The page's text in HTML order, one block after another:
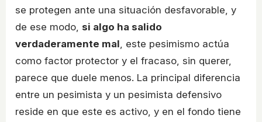
se protegen ante una situación desfavorable, y
de ese modo, si algo ha salido
verdaderamente mal, este pesimismo actúa
como factor protector y el fracaso, sin querer,
parece que duele menos. La principal diferencia
entre un pesimista y un pesimista defensivo
reside en que este es activo, y en el fondo tiene